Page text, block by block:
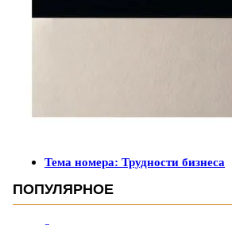
Тема номера: Трудности бизнеса
ПОПУЛЯРНОЕ